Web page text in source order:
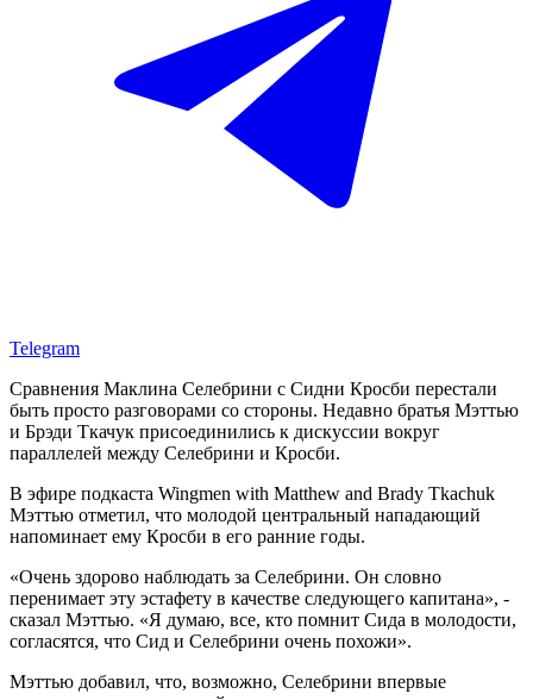
Telegram
Сравнения Маклина Селебрини с Сидни Кросби перестали
быть просто разговорами со стороны. Недавно братья Мэттью
и Брэди Ткачук присоединились к дискуссии вокруг
параллелей между Селебрини и Кросби.
В эфире подкаста Wingmen with Matthew and Brady Tkachuk
Мэттью отметил, что молодой центральный нападающий
напоминает ему Кросби в его ранние годы.
«Очень здорово наблюдать за Селебрини. Он словно
перенимает эту эстафету в качестве следующего капитана», -
сказал Мэттью. «Я думаю, все, кто помнит Сида в молодости,
согласятся, что Сид и Селебрини очень похожи».
Мэттью добавил, что, возможно, Селебрини впервые